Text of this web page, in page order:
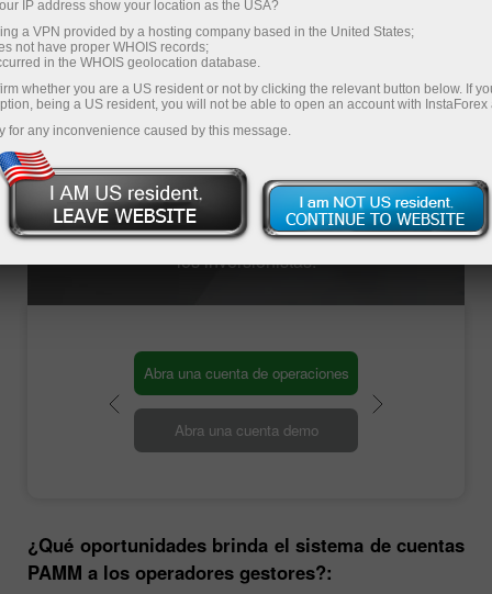
El Sistema de cuentas PAMM que ofrece la
compañía InstaForex es la mejor manera de
atraer inversiones a su cuenta de operaciones.
Si usted desea atraer inversiones a su cuenta
de operaciones, el sistema PAMM de
inversiones sea rápida y conveniente. Después
deregistrarse al sistema PAMMcon un
operador gestor, su cuenta será añadida a la
lista de monitoreo haciéndola visible para todos
los inversionistas.
Abra una cuenta de operaciones
Abra una cuenta demo
¿Qué oportunidades brinda el sistema de cuentas
PAMM a los operadores gestores?:
IP address show your location as the USA?
a VPN provided by a hosting company based in the United States;
not have proper WHOIS records;
in the WHOIS geolocation database.
whether you are a US resident or not by clicking the relevant button below. If
being a US resident, you will not be able to open an account with InstaForex
for any inconvenience caused by this message.